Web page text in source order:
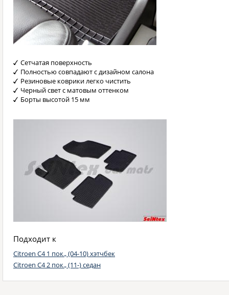
Сетчатая поверхность
Полностью совпадают с дизайном салона
Резиновые коврики легко чистить
Черный свет с матовым оттенком
Борты высотой 15 мм
Подходит к
Citroen C4 1 пок., (04-10) хэтчбек
Citroen C4 2 пок., (11-) седан